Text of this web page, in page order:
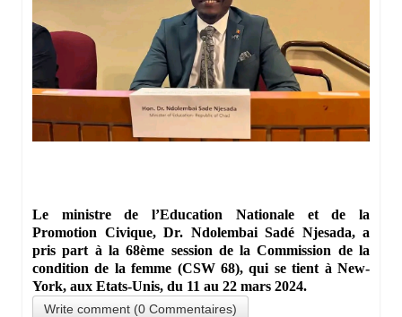
Le ministre de l’Education Nationale et de la
Promotion Civique, Dr. Ndolembai Sadé Njesada, a
pris part à la 68ème session de la Commission de la
condition de la femme (CSW 68), qui se tient à New-
York, aux Etats-Unis, du 11 au 22 mars 2024.
Write comment (0 Commentaires)